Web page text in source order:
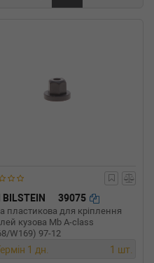
BILSTEIN 39075
пластикова для кріплення
кузова Mb A-class
W169) 97-12
1 дн. 1 шт.